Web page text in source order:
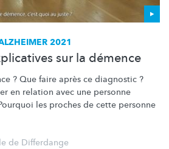
2021
sur la démence
? Que faire après ce diagnostic ?
en relation avec une personne
les proches de cette personne
de Differdange